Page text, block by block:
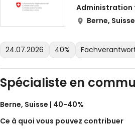
Administration
Berne, Suisse
24.07.2026 40%
Spécialiste en
Berne, Suisse | 40-40%
Ce à quoi vous pouvez contribuer